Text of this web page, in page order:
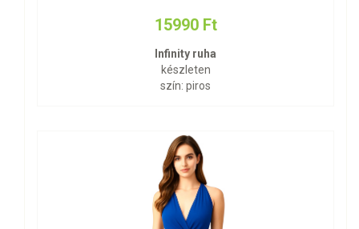
15990 Ft
Infinity ruha
készleten
szín: piros